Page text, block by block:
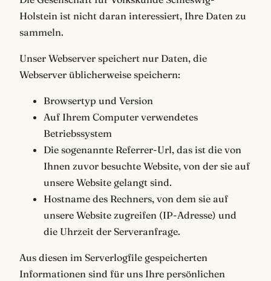
Holstein ist nicht daran interessiert, Ihre Daten zu
sammeln.
Unser Webserver speichert nur Daten, die
Webserver üblicherweise speichern:
Browsertyp und Version
Auf Ihrem Computer verwendetes
Betriebssystem
Die sogenannte Referrer-Url, das ist die von
Ihnen zuvor besuchte Website, von der sie auf
unsere Website gelangt sind.
Hostname des Rechners, von dem sie auf
unsere Website zugreifen (IP-Adresse) und
die Uhrzeit der Serveranfrage.
Aus diesen im Serverlogfile gespeicherten
Informationen sind für uns Ihre persönlichen